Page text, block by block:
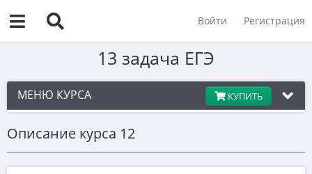
Войти Регистрация
13 задача ЕГЭ
КУПИТЬ
МЕНЮ КУРСА
Теория по тригонометрии и формулы
Описание курса 12